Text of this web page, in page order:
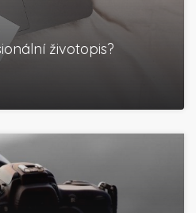
životopis?